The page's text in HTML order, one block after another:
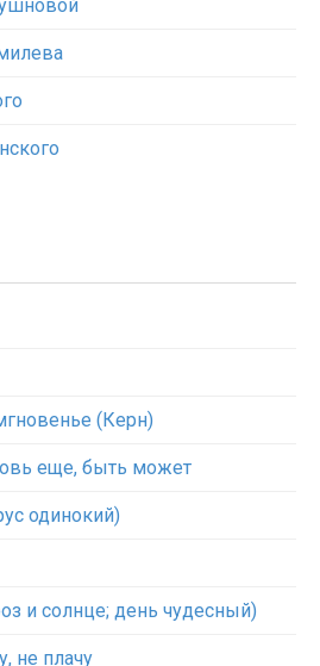
(Керн)
еще, быть может
одинокий)
и солнце; день чудесный)
не плачу